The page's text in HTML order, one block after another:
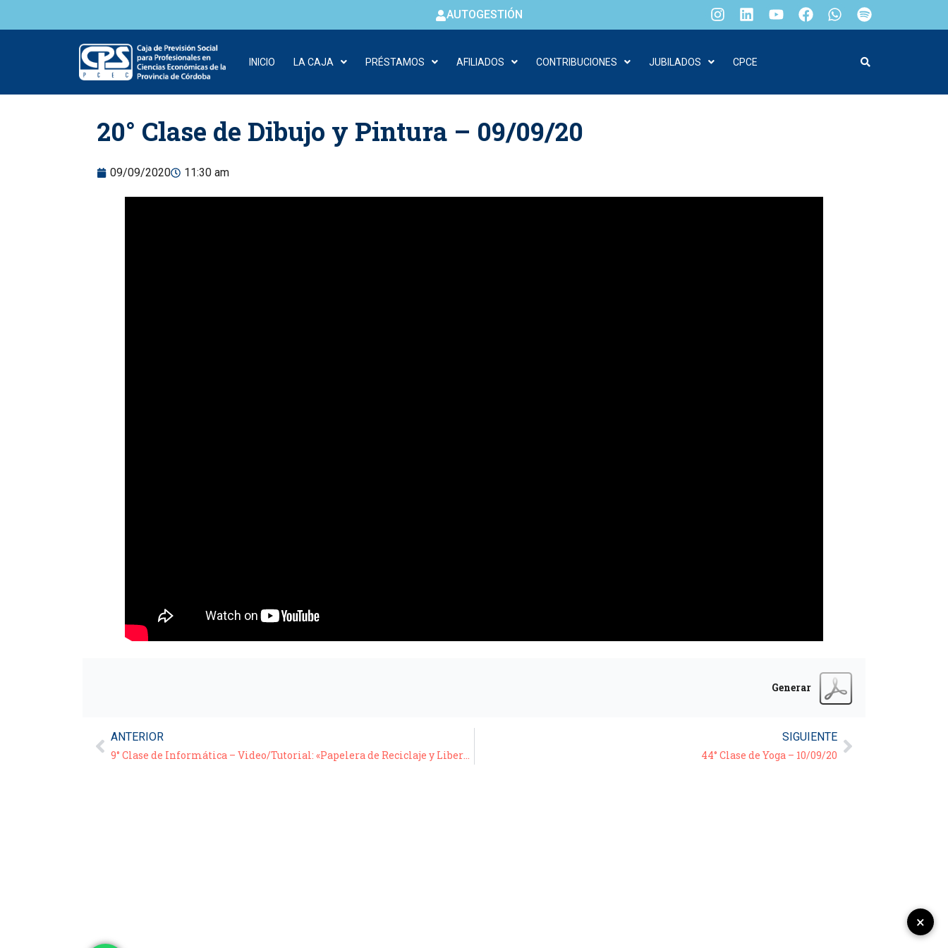
AUTOGESTIÓN
INICIO LA CAJA PRÉSTAMOS AFILIADOS CONTRIBUCIONES JUBILADOS CPCE
content
20° Clase de Dibujo y Pintura – 09/09/20
09/09/2020 11:30 am
Generar
ANTERIOR
9° Clase de Informática – Video/Tutorial: «Papelera de Reciclaje y Liberar Espacio » – 09/09/20
SIGUIENTE
44° Clase de Yoga – 10/09/20
×